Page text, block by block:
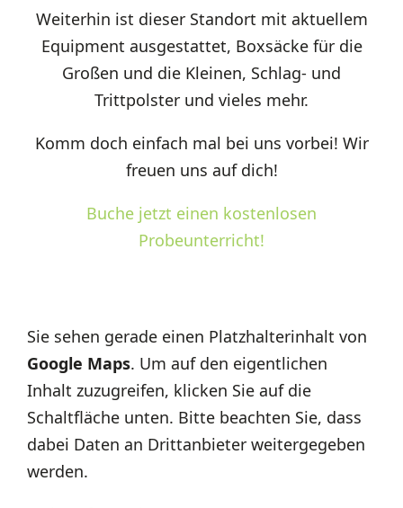
Weiterhin ist dieser Standort mit aktuellem
Equipment ausgestattet, Boxsäcke für die
Großen und die Kleinen, Schlag- und
Trittpolster und vieles mehr.
Komm doch einfach mal bei uns vorbei! Wir
freuen uns auf dich!
Buche jetzt einen kostenlosen
Probeunterricht!
Sie sehen gerade einen Platzhalterinhalt von
Google Maps. Um auf den eigentlichen
Inhalt zuzugreifen, klicken Sie auf die
Schaltfläche unten. Bitte beachten Sie, dass
dabei Daten an Drittanbieter weitergegeben
werden.